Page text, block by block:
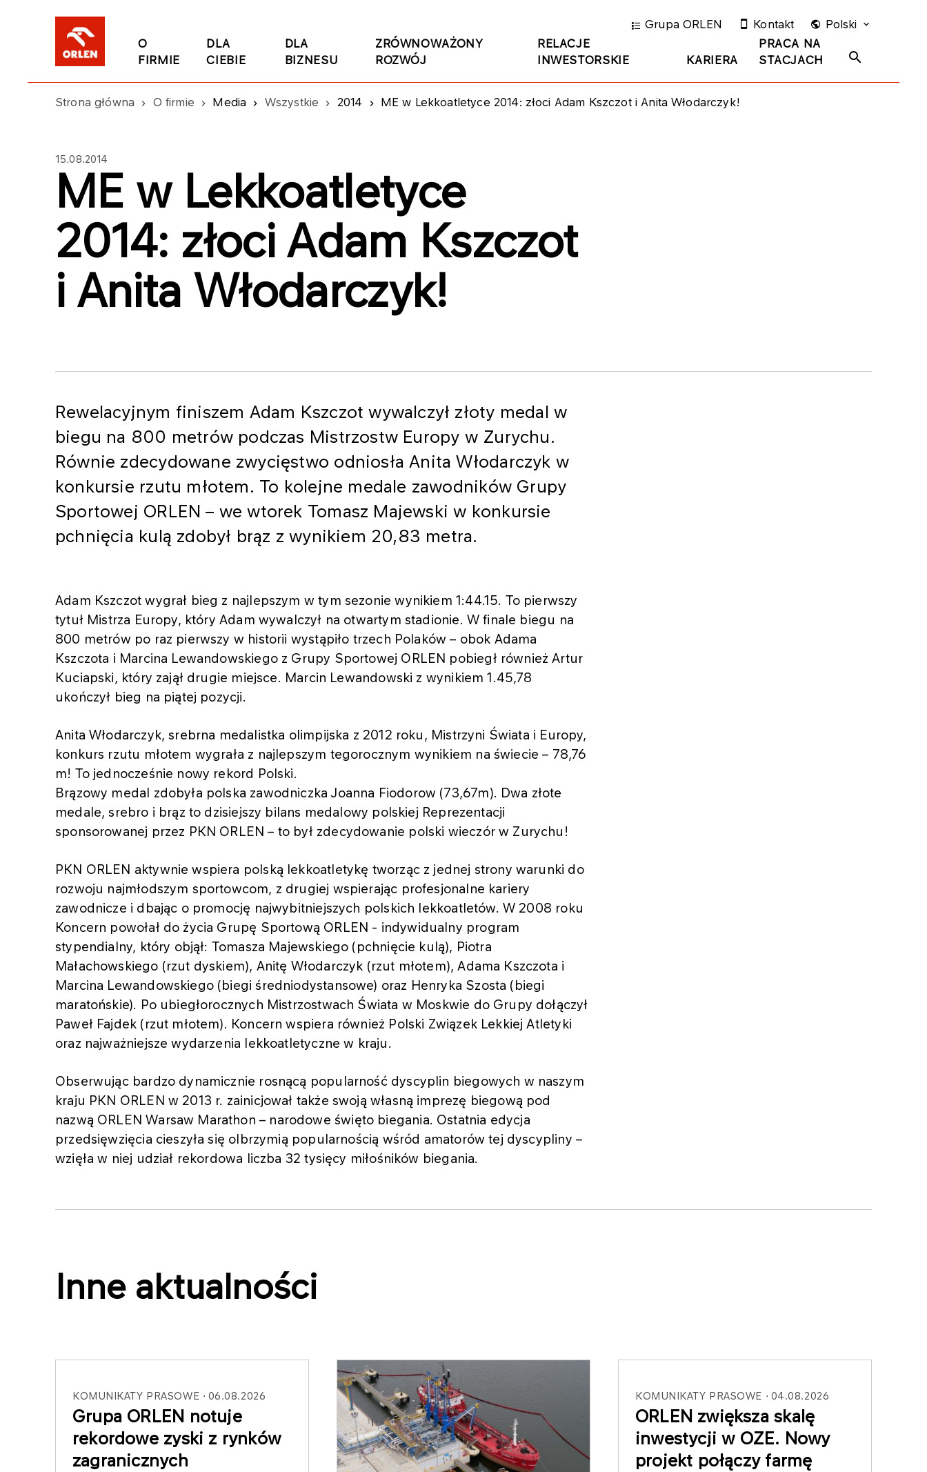
O
FIRMIE
DLA
CIEBIE
DLA
BIZNESU
ZRÓWNOWAŻONY
ROZWÓJ
RELACJE
INWESTORSKIE
KARIERA
PRACA NA
STACJACH
Grupa ORLEN Kontakt Polski
Strona główna O firmie Media Wszystkie 2014 ME w Lekkoatletyce 2014: złoci Adam Kszczot i Anita Włodarczyk!
15.08.2014
ME w Lekkoatletyce
2014: złoci Adam Kszczot
i Anita Włodarczyk!
Rewelacyjnym finiszem Adam Kszczot wywalczył złoty medal w
biegu na 800 metrów podczas Mistrzostw Europy w Zurychu.
Równie zdecydowane zwycięstwo odniosła Anita Włodarczyk w
konkursie rzutu młotem. To kolejne medale zawodników Grupy
Sportowej ORLEN – we wtorek Tomasz Majewski w konkursie
pchnięcia kulą zdobył brąz z wynikiem 20,83 metra.
Adam Kszczot wygrał bieg z najlepszym w tym sezonie wynikiem 1:44.15. To pierwszy
tytuł Mistrza Europy, który Adam wywalczył na otwartym stadionie. W finale biegu na
800 metrów po raz pierwszy w historii wystąpiło trzech Polaków – obok Adama
Kszczota i Marcina Lewandowskiego z Grupy Sportowej ORLEN pobiegł również Artur
Kuciapski, który zajął drugie miejsce. Marcin Lewandowski z wynikiem 1.45,78
ukończył bieg na piątej pozycji.
Anita Włodarczyk, srebrna medalistka olimpijska z 2012 roku, Mistrzyni Świata i Europy,
konkurs rzutu młotem wygrała z najlepszym tegorocznym wynikiem na świecie – 78,76
m! To jednocześnie nowy rekord Polski.
Brązowy medal zdobyła polska zawodniczka Joanna Fiodorow (73,67m). Dwa złote
medale, srebro i brąz to dzisiejszy bilans medalowy polskiej Reprezentacji
sponsorowanej przez PKN ORLEN – to był zdecydowanie polski wieczór w Zurychu!
PKN ORLEN aktywnie wspiera polską lekkoatletykę tworząc z jednej strony warunki do
rozwoju najmłodszym sportowcom, z drugiej wspierając profesjonalne kariery
zawodnicze i dbając o promocję najwybitniejszych polskich lekkoatletów. W 2008 roku
Koncern powołał do życia Grupę Sportową ORLEN - indywidualny program
stypendialny, który objął: Tomasza Majewskiego (pchnięcie kulą), Piotra
Małachowskiego (rzut dyskiem), Anitę Włodarczyk (rzut młotem), Adama Kszczota i
Marcina Lewandowskiego (biegi średniodystansowe) oraz Henryka Szosta (biegi
maratońskie). Po ubiegłorocznych Mistrzostwach Świata w Moskwie do Grupy dołączył
Paweł Fajdek (rzut młotem). Koncern wspiera również Polski Związek Lekkiej Atletyki
oraz najważniejsze wydarzenia lekkoatletyczne w kraju.
Obserwując bardzo dynamicznie rosnącą popularność dyscyplin biegowych w naszym
kraju PKN ORLEN w 2013 r. zainicjował także swoją własną imprezę biegową pod
nazwą ORLEN Warsaw Marathon – narodowe święto biegania. Ostatnia edycja
przedsięwzięcia cieszyła się olbrzymią popularnością wśród amatorów tej dyscypliny –
wzięła w niej udział rekordowa liczba 32 tysięcy miłośników biegania.
Inne aktualności
KOMUNIKATY PRASOWE 06.08.2026
Grupa ORLEN notuje
rekordowe zyski z rynków
zagranicznych
KOMUNIKATY PRASOWE 04.08.2026
ORLEN zwiększa skalę
inwestycji w OZE. Nowy
projekt połączy farmę